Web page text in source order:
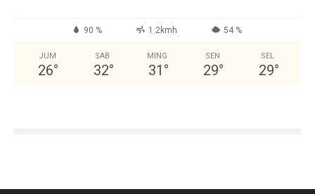
90 % 1.2kmh 54 %
JUM
26°
SAB
32°
MING
31 °
SEN
29°
SEL
29°